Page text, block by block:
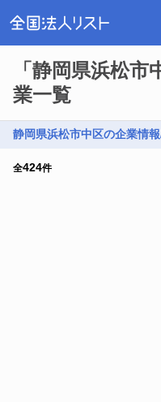
「静岡県浜松
業一覧
静岡県浜松市中区の企業情
全424件